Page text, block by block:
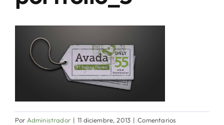
Directorio de Autoridades
Biblioteca
Últimas Noticias
Aplicaciones
Por Administrador | 11 diciembre, 2013 | Comentarios